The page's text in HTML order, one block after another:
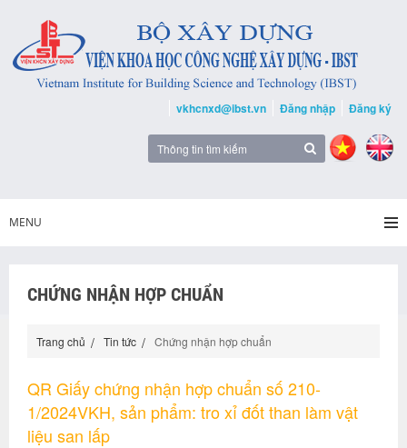
vkhcnxd@ibst.vn Đăng nhập Đăng ký
MENU
CHỨNG NHẬN HỢP CHUẨN
Trang chủ Tin tức Chứng nhận hợp chuẩn
QR Giấy chứng nhận hợp chuẩn số 210-
1/2024VKH, sản phẩm: tro xỉ đốt than làm vật
liệu san lấp